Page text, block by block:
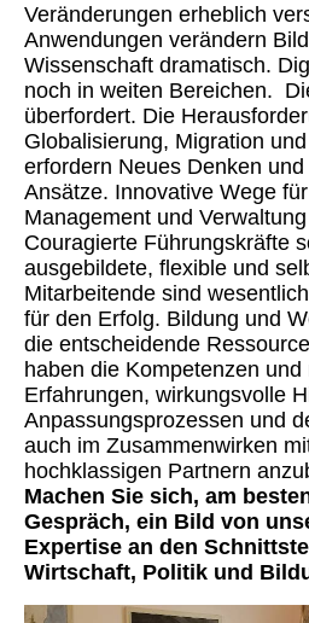
Veränderungen erheblich
Anwendungen verändern
Wissenschaft dramatisch.
noch in weiten Bereichen.
überfordert. Die
Globalisierung, Migration
erfordern Neues Denken
Ansätze. Innovative Wege
Management und
Couragierte Führungskräfte
ausgebildete, flexible und
Mitarbeitende sind
für den Erfolg. Bildung und
die entscheidende
haben die Kompetenzen
Erfahrungen, wirkungsvolle
Anpassungsprozessen und
auch im Zusammenwirken
hochklassigen Partnern
Machen Sie sich, am
Gespräch, ein Bild von
Expertise an den
Wirtschaft, Politik und